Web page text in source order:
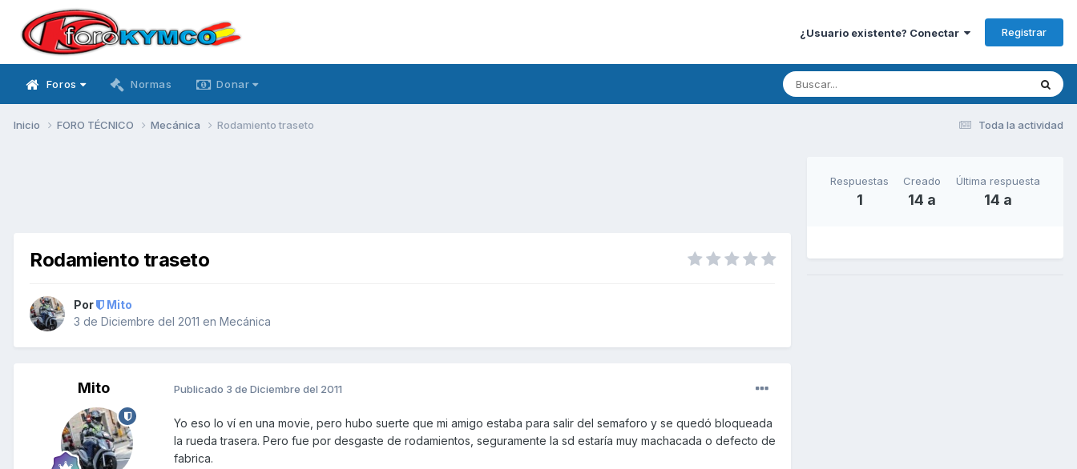
¿Usuario existente? Conectar Registrar
Foros Normas Donar
Toda la actividad
Inicio FORO TÉCNICO Mecánica Rodamiento traseto
Rodamiento traseto
Por
Mito
3 de Diciembre del 2011 en Mecánica
Mito Publicado 3 de Diciembre del 2011
Yo eso lo ví en una movie, pero hubo suerte que mi amigo estaba para salir del semaforo y se quedó bloqueada
la rueda trasera. Pero fue por desgaste de rodamientos, seguramente la sd estaría muy machacada o defecto de
fabrica.
Respuestas
1
Creado
14 a
Última respuesta
14 a